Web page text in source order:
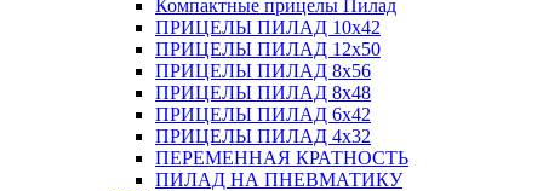
Компактные прицелы Пилад
ПРИЦЕЛЫ ПИЛАД 10х42
ПРИЦЕЛЫ ПИЛАД 12х50
ПРИЦЕЛЫ ПИЛАД 8х56
ПРИЦЕЛЫ ПИЛАД 8х48
ПРИЦЕЛЫ ПИЛАД 6х42
ПРИЦЕЛЫ ПИЛАД 4х32
ПЕРЕМЕННАЯ КРАТНОСТЬ
ПИЛАД НА ПНЕВМАТИКУ